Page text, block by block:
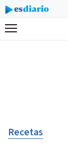
Menú
Recetas